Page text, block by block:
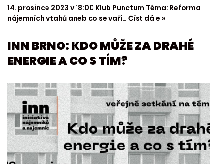
14. prosince 2023 v 18:00 Klub Punctum Téma: Reforma
nájemních vtahů aneb co se vaří… Číst dále »
INN BRNO: KDO MŮŽE ZA DRAHÉ
ENERGIE A CO S TÍM?